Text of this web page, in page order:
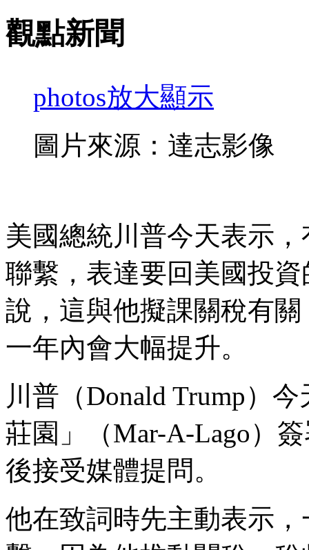
觀點新聞
photos放大顯示
圖片來源：達志影像
美國總統川普今天表示
聯繫，表達要回美國投
說，這與他擬課關稅有
一年內會大幅提升。
川普（Donald Trump）
莊園」（Mar-A-Lago）
後接受媒體提問。
他在致詞時先主動表示